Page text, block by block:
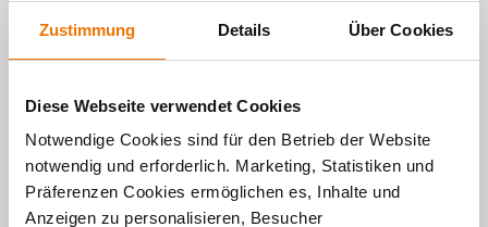
Zustimmung Details Über Cookies
Diese Webseite verwendet Cookies
Notwendige Cookies sind für den Betrieb der Website
notwendig und erforderlich. Marketing, Statistiken und
Präferenzen Cookies ermöglichen es, Inhalte und
Anzeigen zu personalisieren, Besucher
dan
k
Met
er